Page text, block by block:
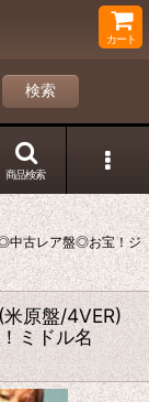
カート
検索
商品検索
中古レア盤◎お宝！ジ
原盤/4VER)
ミドル名